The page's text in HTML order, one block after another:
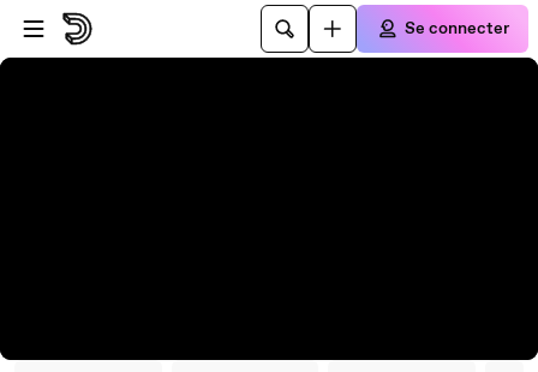
Passer au player
Passer au contenu principal
Se connecter